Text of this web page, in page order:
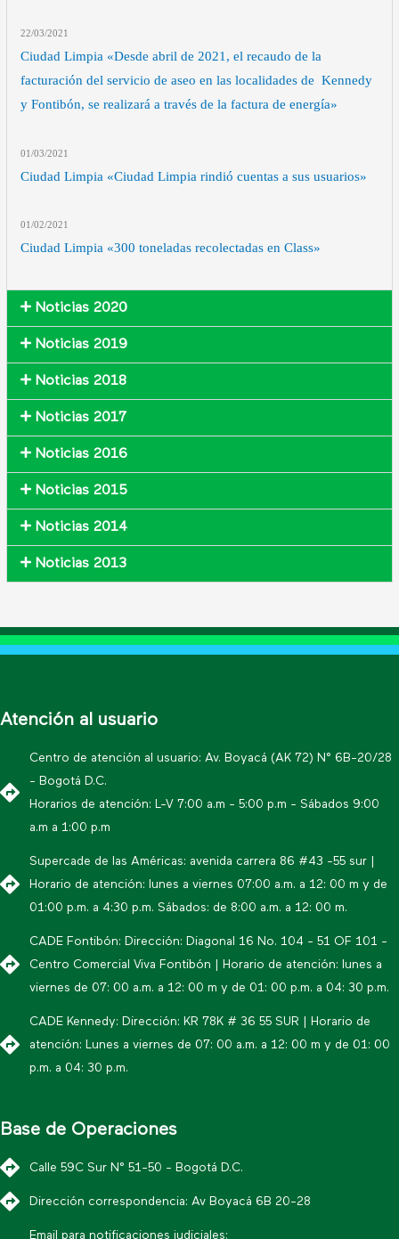
22/03/2021
Ciudad Limpia «Desde abril de 2021, el recaudo de la
facturación del servicio de aseo en las localidades de Kennedy
y Fontibón, se realizará a través de la factura de energía»
01/03/2021
Ciudad Limpia «Ciudad Limpia rindió cuentas a sus usuarios»
01/02/2021
Ciudad Limpia «300 toneladas recolectadas en Class»
Noticias 2020
Noticias 2019
Noticias 2018
Noticias 2017
Noticias 2016
Noticias 2015
Noticias 2014
Noticias 2013
Atención al usuario
Centro de atención al usuario: Av. Boyacá (AK 72) N° 6B-20/28
- Bogotá D.C.
Horarios de atención: L-V 7:00 a.m - 5:00 p.m - Sábados 9:00
a.m a 1:00 p.m
Supercade de las Américas: avenida carrera 86 #43 -55 sur |
Horario de atención: lunes a viernes 07:00 a.m. a 12: 00 m y de
01:00 p.m. a 4:30 p.m. Sábados: de 8:00 a.m. a 12: 00 m.
CADE Fontibón: Dirección: Diagonal 16 No. 104 - 51 OF 101 -
Centro Comercial Viva Fontibón | Horario de atención: lunes a
viernes de 07: 00 a.m. a 12: 00 m y de 01: 00 p.m. a 04: 30 p.m.
CADE Kennedy: Dirección: KR 78K # 36 55 SUR | Horario de
atención: Lunes a viernes de 07: 00 a.m. a 12: 00 m y de 01: 00
p.m. a 04: 30 p.m.
Base de Operaciones
Calle 59C Sur N° 51-50 - Bogotá D.C.
Dirección correspondencia: Av Boyacá 6B 20-28
Email para notificaciones judiciales: